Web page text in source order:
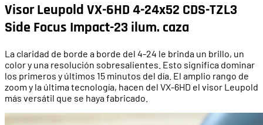
Visor Leupold VX-6HD 4-24x52 CDS-TZL3
Side Focus Impact-23 ilum. caza
La claridad de borde a borde del 4-24 le brinda un brillo, un
color y una resolución sobresalientes. Esto significa dominar
los primeros y últimos 15 minutos del día. El amplio rango de
zoom y la última tecnología, hacen del VX-6HD el visor Leupold
más versátil que se haya fabricado.